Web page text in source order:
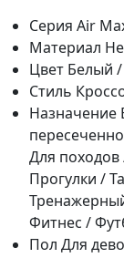
Серия Air
Материал
Цвет Белый
Стиль
Назначение
Для
Прогулки /
Фитнес /
Пол Для